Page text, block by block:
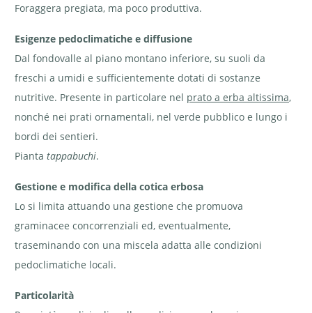
Trifolium
dubium |
Agroscope
Trifolium
dubium.
capolino
lasco | ©
Trifolium
dubium.
capolino
lasco | ©
Krebs
Foraggera pregiata, ma poco produttiva.
Esigenze pedoclimatiche e diffusione
Dal fondovalle al piano montano inferiore, su suoli da
freschi a umidi e sufficientemente dotati di sostanze
nutritive. Presente in particolare nel prato a erba altissima,
nonché nei prati ornamentali, nel verde pubblico e lungo i
bordi dei sentieri.
Pianta tappabuchi.
Gestione e modifica della cotica erbosa
Lo si limita attuando una gestione che promuova
graminacee concorrenziali ed, eventualmente,
traseminando con una miscela adatta alle condizioni
pedoclimatiche locali.
Particolarità